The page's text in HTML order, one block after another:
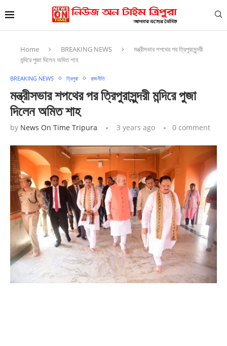
Home BREAKING NEWS
মন্ত্রীসভার শপথের পর ত্রিপুরাসুন্দরী
মন্দিরে পুজা দিলেন অমিত শাহ
BREAKING NEWS ত্রিপুরা রাজনীতি
মন্ত্রীসভার শপথের পর ত্রিপুরাসুন্দরী মন্দিরে পুজা
দিলেন অমিত শাহ
by News On Time Tripura 3 years ago 0 comment